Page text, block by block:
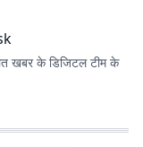
खबर के डिजिटल टीम के